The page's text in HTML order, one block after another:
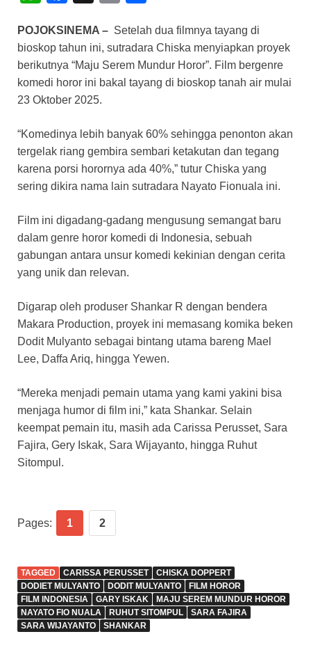
a
t
A
p
c
e
o
k
a
i
a
r
POJOKSINEMA – Setelah dua filmnya tayang di
bioskop tahun ini, sutradara Chiska menyiapkan proyek
berikutnya “Maju Serem Mundur Horor”. Film bergenre
komedi horor ini bakal tayang di bioskop tanah air mulai
23 Oktober 2025.
“Komedinya lebih banyak 60% sehingga penonton akan
tergelak riang gembira sembari ketakutan dan tegang
karena porsi horornya ada 40%,” tutur Chiska yang
sering dikira nama lain sutradara Nayato Fionuala ini.
Film ini digadang-gadang mengusung semangat baru
dalam genre horor komedi di Indonesia, sebuah
gabungan antara unsur komedi kekinian dengan cerita
yang unik dan relevan.
Digarap oleh produser Shankar R dengan bendera
Makara Production, proyek ini memasang komika beken
Dodit Mulyanto sebagai bintang utama bareng Mael
Lee, Daffa Ariq, hingga Yewen.
“Mereka menjadi pemain utama yang kami yakini bisa
menjaga humor di film ini,” kata Shankar. Selain
keempat pemain itu, masih ada Carissa Perusset, Sara
Fajira, Gery Iskak, Sara Wijayanto, hingga Ruhut
Sitompul.
Pages: 1 2
TAGGED CARISSA PERUSSET
CHISKA DOPPERT
DODIET MULYANTO
DODIT MULYANTO
FILM HOROR
FILM INDONESIA
GARY ISKAK
MAJU SEREM MUNDUR HOROR
NAYATO FIO NUALA
RUHUT SITOMPUL
SARA FAJIRA
SARA WIJAYANTO
SHANKAR